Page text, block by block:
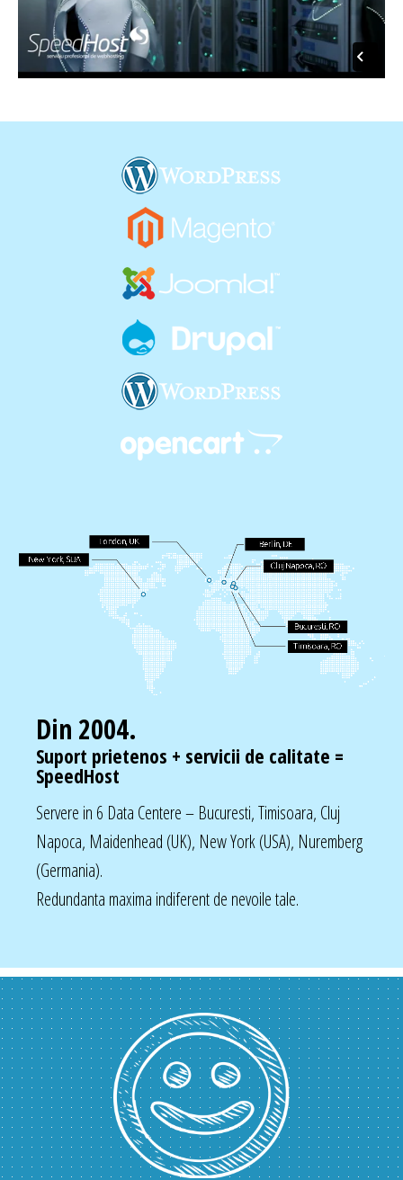
Din 2004.
Suport prietenos + servicii de calitate =
SpeedHost
Servere in 6 Data Centere – Bucuresti, Timisoara, Cluj
Napoca, Maidenhead (UK), New York (USA), Nuremberg
(Germania).
Redundanta maxima indiferent de nevoile tale.